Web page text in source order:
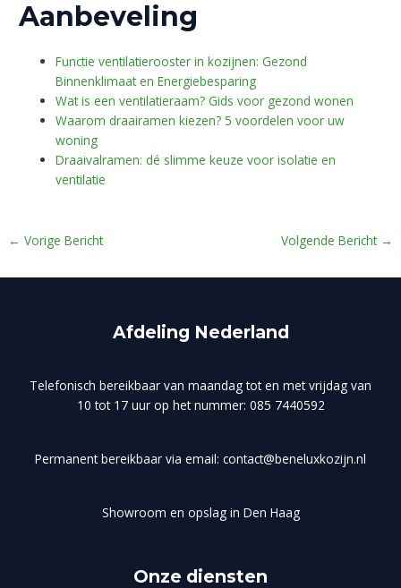
Aanbeveling
Functie ventilatierooster in kozijnen: Gezond
Binnenklimaat en Energiebesparing
Wat is een ventilatieraam? Gids voor gezond wonen
Waarom draairamen kiezen? 5 voordelen voor uw
woning
Draaivalramen: dé slimme keuze voor isolatie en
ventilatie
← Vorige Bericht Volgende Bericht →
Afdeling Nederland
Telefonisch bereikbaar van maandag tot en met vrijdag van
10 tot 17 uur op het nummer: 085 7440592
Permanent bereikbaar via email: contact@beneluxkozijn.nl
Showroom en opslag in Den Haag
Onze diensten